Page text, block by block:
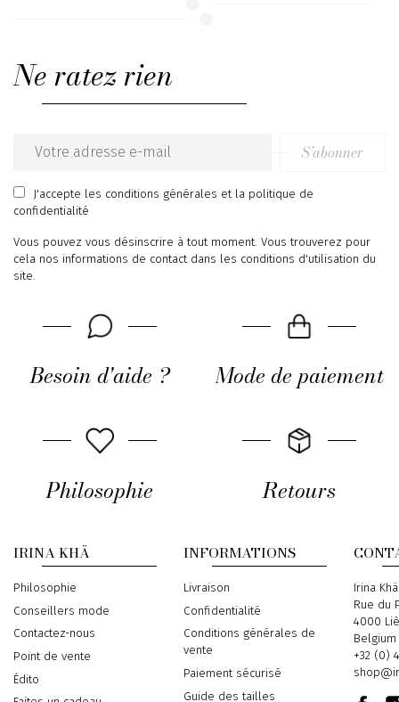
Ne ratez rien
Email
address
S’abonner
J'accepte les conditions générales et la politique de
confidentialité
Vous pouvez vous désinscrire à tout moment. Vous trouverez pour
cela nos informations de contact dans les conditions d'utilisation du
site.
Besoin d'aide ? Mode de paiement
Philosophie Retours
IRINA KHÄ
Philosophie
Conseillers mode
Contactez-nous
Point de vente
Édito
INFORMATIONS
Livraison
Confidentialité
Conditions générales de
vente
Paiement sécurisé
Guide des tailles
Address
Irina Khä
Rue du
4000
Belgium
Phone
+32 (0)
Email